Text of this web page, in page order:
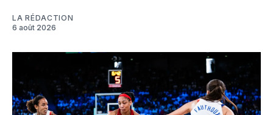
LA RÉDACTION
6 août 2026